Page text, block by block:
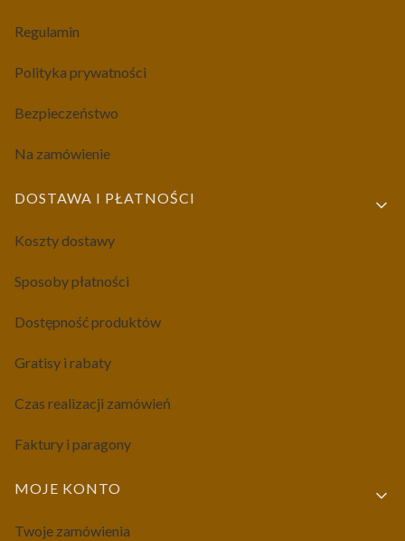
Regulamin
Polityka prywatności
Bezpieczeństwo
Na zamówienie
DOSTAWA I PŁATNOŚCI
Koszty dostawy
Sposoby płatności
Dostępność produktów
Gratisy i rabaty
Czas realizacji zamówień
Faktury i paragony
MOJE KONTO
Twoje zamówienia